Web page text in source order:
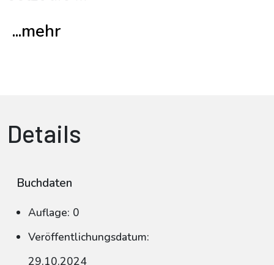
...mehr
Details
Buchdaten
Auflage: 0
Veröffentlichungsdatum:
29.10.2024